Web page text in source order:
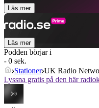
Läs mer
Läs mer
Podden börjar i
- 0 sek.
Stationer UK Radio
Lyssna gratis på den här